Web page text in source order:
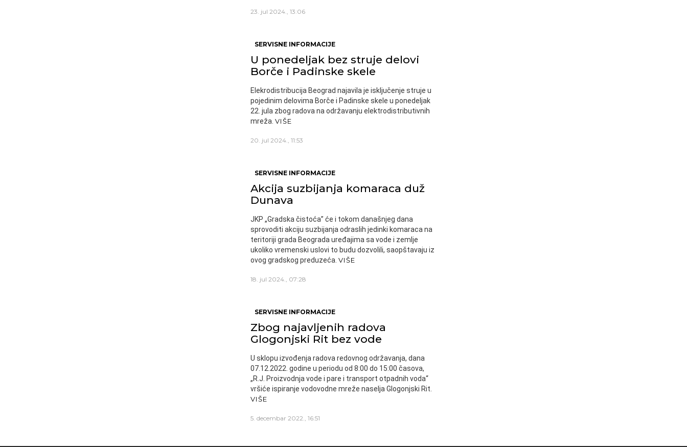
23. jul 2024., 13:06
SERVISNE INFORMACIJE
U ponedeljak bez struje delovi
Borče i Padinske skele
Elekrodistribucija Beograd najavila je isključenje struje u
pojedinim delovima Borče i Padinske skele u ponedeljak
22. jula zbog radova na održavanju elektrodistributivnih
mreža. VIŠE
20. jul 2024., 11:53
SERVISNE INFORMACIJE
Akcija suzbijanja komaraca duž
Dunava
JKP „Gradska čistoća” će i tokom današnjeg dana
sprovoditi akciju suzbijanja odraslih jedinki komaraca na
teritoriji grada Beograda uređajima sa vode i zemlje
ukoliko vremenski uslovi to budu dozvolili, saopštavaju iz
ovog gradskog preduzeća. VIŠE
18. jul 2024., 07:28
SERVISNE INFORMACIJE
Zbog najavljenih radova
Glogonjski Rit bez vode
U sklopu izvođenja radova redovnog održavanja, dana
07.12.2022. godine u periodu od 8:00 do 15:00 časova,
„R.J. Proizvodnja vode i pare i transport otpadnih voda“
vršiće ispiranje vodovodne mreže naselja Glogonjski Rit.
VIŠE
5. decembar 2022., 16:51